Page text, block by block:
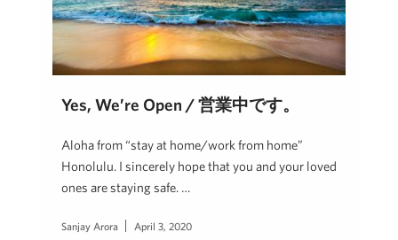
Yes, We’re Open / 営業中です。
Aloha from “stay at home/work from home”
Honolulu. I sincerely hope that you and your loved
ones are staying safe. …
Sanjay Arora April 3, 2020